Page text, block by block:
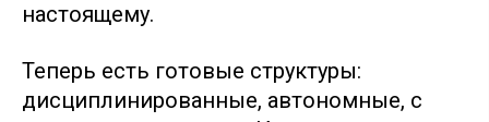
настоящему.
Теперь есть готовые структуры:
дисциплинированные, автономные, с